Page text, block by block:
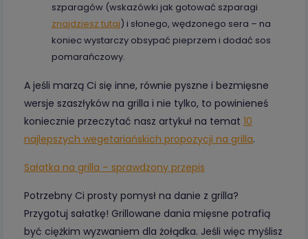
szparagów (wskazówki jak gotować szparagi
znajdziesz tutaj) i słonego, wędzonego sera – na
koniec wystarczy obsypać pieprzem i dodać sos
pomarańczowy.
A jeśli marzą Ci się inne, równie pyszne i bezmięsne
wersje szaszłyków na grilla i nie tylko, to powinieneś
koniecznie przeczytać nasz artykuł na temat 10
najlepszych wegetariańskich propozycji na grilla.
Sałatka na grilla – sprawdzony przepis
Potrzebny Ci prosty pomysł na danie z grilla?
Przygotuj sałatkę! Grillowane dania mięsne potrafią
być ciężkim wyzwaniem dla żołądka. Jeśli więc myślisz